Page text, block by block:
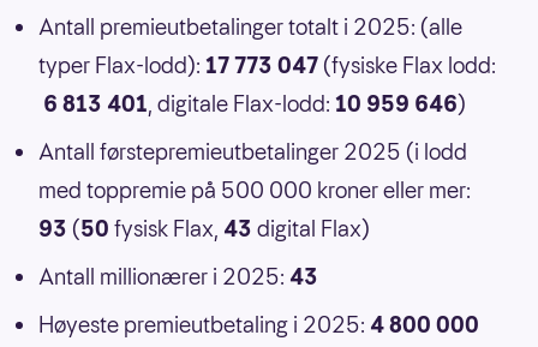
Antall premieutbetalinger totalt i 2025: (alle
typer Flax-lodd): 17 773 047 (fysiske Flax lodd:
6 813 401, digitale Flax-lodd: 10 959 646)
Antall førstepremieutbetalinger 2025 (i lodd
med toppremie på 500 000 kroner eller mer:
93 (50 fysisk Flax, 43 digital Flax)
Antall millionærer i 2025: 43
Høyeste premieutbetaling i 2025: 4 800 000